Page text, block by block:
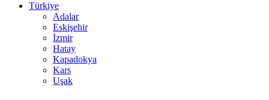
Türkiye
Adalar
Eskişehir
İzmir
Hatay
Kapadokya
Kars
Uşak